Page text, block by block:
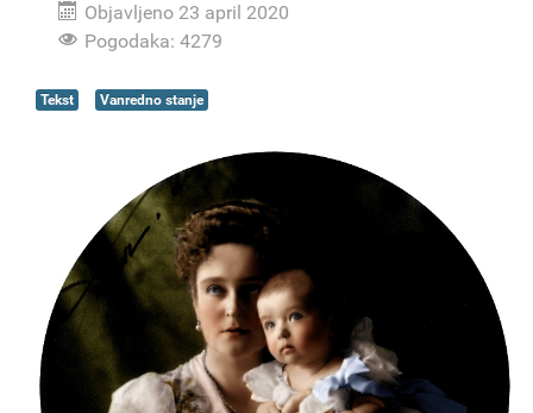
Objavljeno 23 april 2020
Pogodaka: 4279
Tekst Vanredno stanje